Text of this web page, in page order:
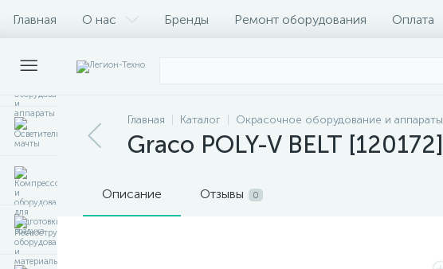
Главная О нас Бренды Ремонт оборудования Оплата
Главная Каталог Окрасочное оборудование и аппараты
Graco POLY-V BELT [120172]
Описание Отзывы 0